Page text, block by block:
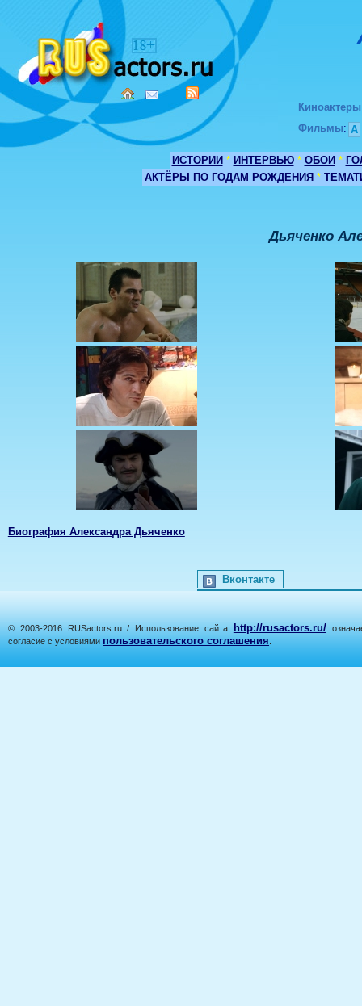
Киноактеры
Фильмы: А
ИСТОРИИ * ИНТЕРВЬЮ * ОБОИ *
АКТЁРЫ ПО ГОДАМ РОЖДЕНИЯ *
Дьяченко
Биография Александра Дьяченко
Вконтакте
© 2003-2016 RUSactors.ru / Использование сайта http://rusactors.ru/
согласие с условиями пользовательского соглашения